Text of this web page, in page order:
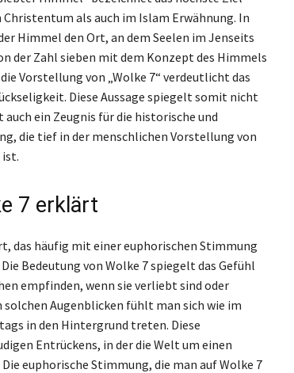
als auch im Islam Erwähnung. In
Himmel den Ort, an dem Seelen im Jenseits
der Zahl sieben mit dem Konzept des Himmels
Vorstellung von „Wolke 7“ verdeutlicht das
Diese Aussage spiegelt somit nicht
ein Zeugnis für die historische und
die tief in der menschlichen Vorstellung von
7 erklärt
das häufig mit einer euphorischen Stimmung
Bedeutung von Wolke 7 spiegelt das Gefühl
empfinden, wenn sie verliebt sind oder
solchen Augenblicken fühlt man sich wie im
in den Hintergrund treten. Diese
Entrückens, in der die Welt um einen
euphorische Stimmung, die man auf Wolke 7